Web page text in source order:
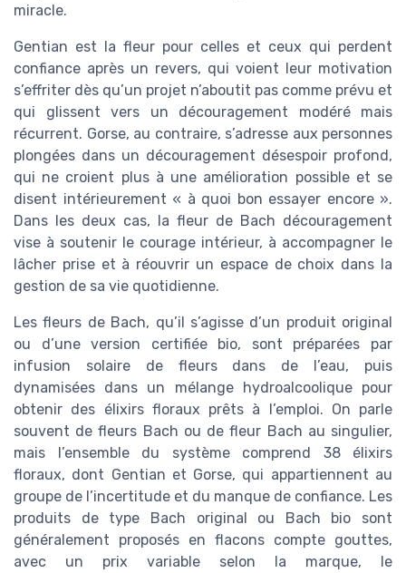
miracle.
Gentian est la fleur pour celles et ceux qui perdent
confiance après un revers, qui voient leur motivation
s’effriter dès qu’un projet n’aboutit pas comme prévu et
qui glissent vers un découragement modéré mais
récurrent. Gorse, au contraire, s’adresse aux personnes
plongées dans un découragement désespoir profond,
qui ne croient plus à une amélioration possible et se
disent intérieurement « à quoi bon essayer encore ».
Dans les deux cas, la fleur de Bach découragement
vise à soutenir le courage intérieur, à accompagner le
lâcher prise et à réouvrir un espace de choix dans la
gestion de sa vie quotidienne.
Les fleurs de Bach, qu’il s’agisse d’un produit original
ou d’une version certifiée bio, sont préparées par
infusion solaire de fleurs dans de l’eau, puis
dynamisées dans un mélange hydroalcoolique pour
obtenir des élixirs floraux prêts à l’emploi. On parle
souvent de fleurs Bach ou de fleur Bach au singulier,
mais l’ensemble du système comprend 38 élixirs
floraux, dont Gentian et Gorse, qui appartiennent au
groupe de l’incertitude et du manque de confiance. Les
produits de type Bach original ou Bach bio sont
généralement proposés en flacons compte gouttes,
avec un prix variable selon la marque, le